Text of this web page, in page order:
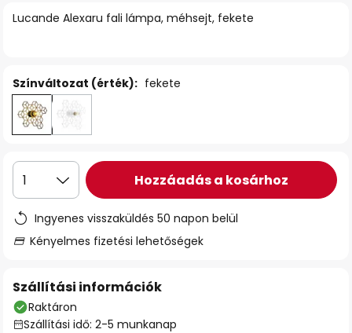
Lucande Alexaru fali lámpa, méhsejt, fekete
Színváltozat (érték): fekete
1 Hozzáadás a kosárhoz
Ingyenes visszaküldés 50 napon belül
Kényelmes fizetési lehetőségek
Szállítási információk
Raktáron
Szállítási idő: 2-5 munkanap